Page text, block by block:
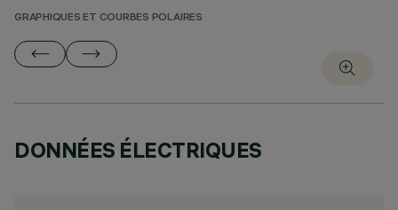
GRAPHIQUES ET COURBES POLAIRES
DONNÉES ÉLECTRIQUES